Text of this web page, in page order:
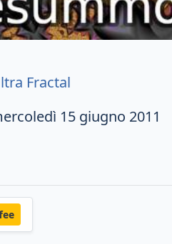
Fractal
15 giugno 2011